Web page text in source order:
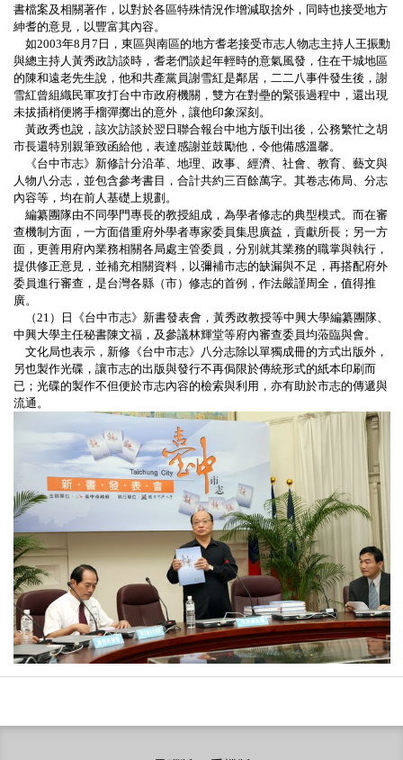
書檔案及相關著作，以對於各區特殊情況作增減取捨外，同時也接受地方
紳耆的意見，以豐富其內容。
如2003年8 月 7 日 ，東區與南區的地方耆老接受市志人物志主持人王振勳
與總主持人黃秀政訪談時，耆老們談起年輕時的意氣風發，住在干城地區
的陳和遠老先生說，他和共產黨員謝雪紅是鄰居，二二八事件發生後，謝
雪紅曾組織民軍攻打台中市政府機關，雙方在對壘的緊張過程中，還出現
未拔插梢便將手榴彈擲出的意外，讓他印象深刻。
黃政秀也說，該次訪談於翌日聯合報台中地方版刊出後，公務繁忙之胡
市長還特別親筆致函給他，表達感謝並鼓勵他，令他備感溫馨。
《台中市志》新修計分沿革、地理、政事、經濟、社會、教育、藝文與
人物八分志，並包含參考書目，合計共約三百餘萬字。其卷志佈局、分志
內容等，均在前人基礎上規劃。
編纂團隊由不同學門專長的教授組成，為學者修志的典型模式。而在審
查機制方面，一方面借重府外學者專家委員集思廣益，貢獻所長；另一方
面，更善用府內業務相關各局處主管委員，分別就其業務的職掌與執行，
提供修正意見，並補充相關資料，以彌補市志的缺漏與不足，再搭配府外
委員進行審查，是台灣各縣（市）修志的首例，作法嚴謹周全，值得推
廣。
（21 ）日《台中市志》新書發表會， 黃秀政教授等中興大學編纂團隊、
中興大學主任秘書陳文福，及參議林輝堂等府內審查委員均蒞臨與會。
文化局也表示，新修《台中市志》八分志除以單獨成冊的方式出版外，
另也製作光碟，讓市志的出版與發行不再侷限於傳統形式的紙本印刷而
已；光碟的製作不但便於市志內容的檢索與利用，亦有助於市志的傳遞與
流通。